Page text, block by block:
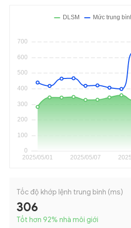
Tốc độ khớp lệnh trung bình (ms)
306
Tốt hơn 92% nhà môi giới